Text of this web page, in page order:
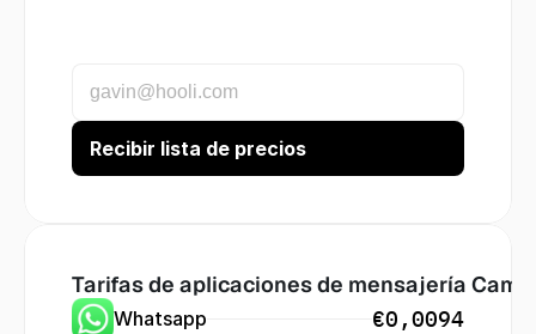
Tarifas de aplicaciones de mensajería
Whatsapp €0,0094